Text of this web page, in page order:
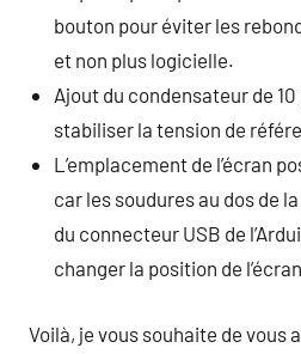
bouton pour éviter les
et non plus logicielle.
Ajout du condensateur de 10
stabiliser la tension de
L’emplacement de l’écran
car les soudures au dos de
du connecteur USB de
changer la position de
Voilà, je vous souhaite de vous